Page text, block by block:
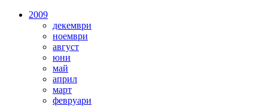
2009
декември
ноември
август
юни
май
април
март
февруари